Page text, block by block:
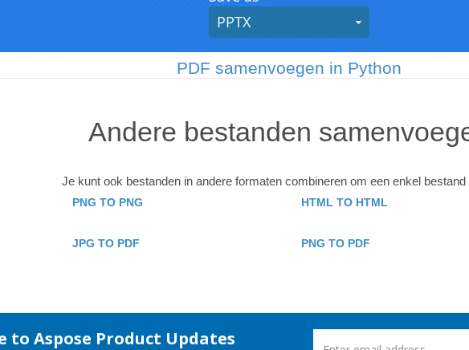
PDF samenvoegen in Python
Andere bestanden
Je kunt ook bestanden in andere formaten combineren om een ​​enkel bestand
PNG TO PNG HTML TO HTML
JPG TO PDF PNG TO PDF
to Aspose Product Updates